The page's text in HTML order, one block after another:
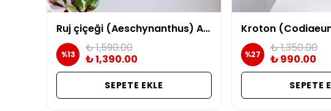
Ruj çiçeği (Aeschynanthus) ASKILI
%13
₺ 1,590.00
₺ 1,390.00
SEPETE EKLE
%27
₺ 1,350.00
₺ 990.00
SEPETE